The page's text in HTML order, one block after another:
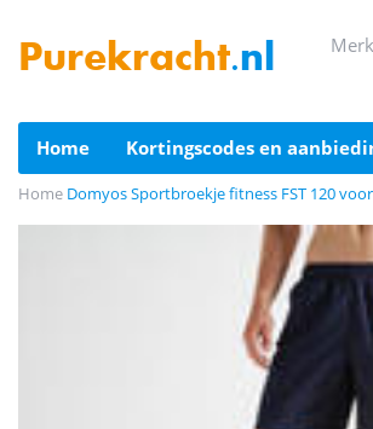
Purekracht.nl
home kortingscodes en
Home Domyos Sportbroekje fitness FST 120